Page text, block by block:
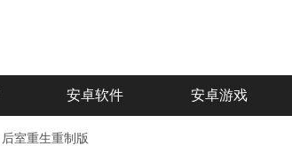
安卓软件 安卓游戏
后室重生重制版